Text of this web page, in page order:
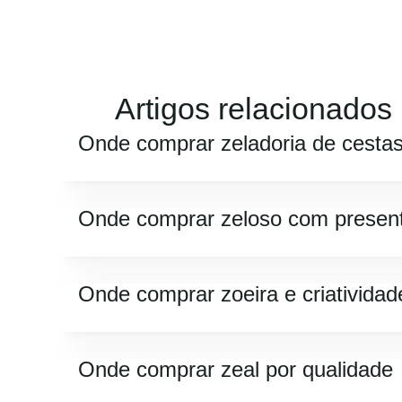
Artigos relacionados
Onde comprar zeladoria de
Onde comprar zeloso com
Onde comprar zoeira e
Onde comprar zeal por qualidade